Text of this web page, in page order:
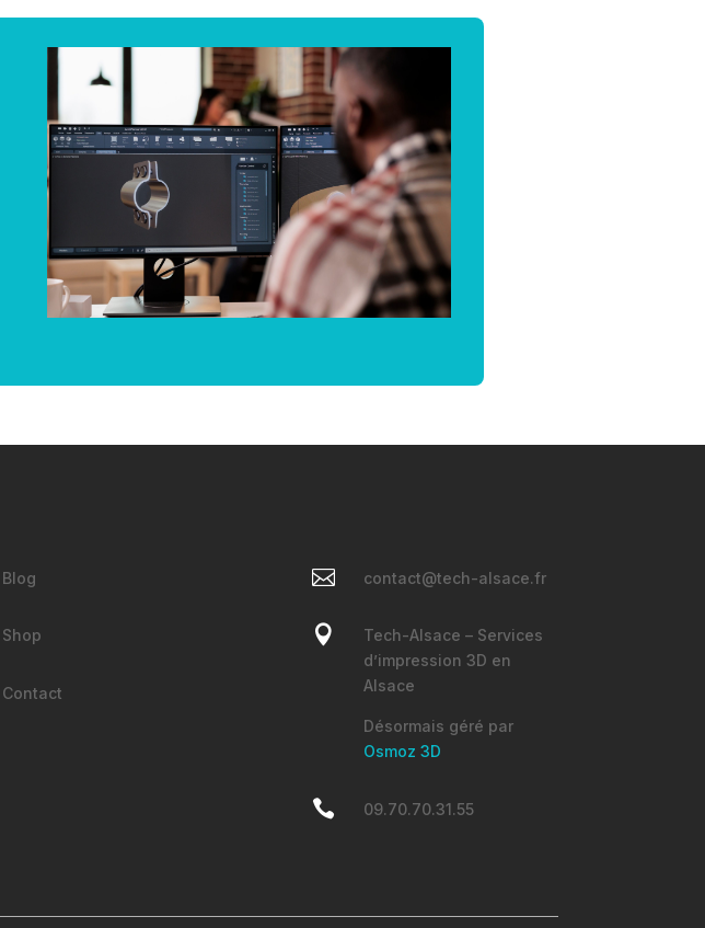
Blog
Shop
Contact
 contact@tech-alsace.fr

Tech-Alsace – Services
d’impression 3D en
Alsace
Désormais géré par
Osmoz 3D
 09.70.70.31.55